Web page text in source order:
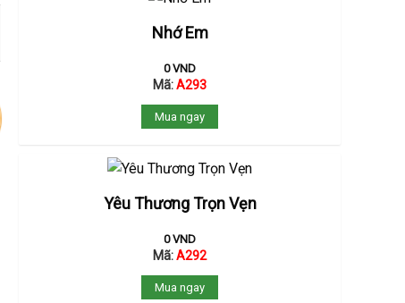
Nhớ Em
0VND
Mã:A293
Mua ngay
Yêu Thương Trọn Vẹn
0VND
Mã:A292
Mua ngay